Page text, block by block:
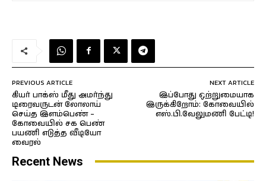
PREVIOUS ARTICLE
கியர் பாக்ஸ் மீது அமர்ந்து
டிரைவருடன் லோலாய்
செய்த இளம்பெண் –
கோவையில் சக பெண்
பயணி எடுத்த வீடியோ
வைரல்
NEXT ARTICLE
இப்போது ஒற்றுமையாக
இருக்கிறோம்: கோவையில்
எஸ்.பி.வேலுமணி பேட்டி!
Recent News